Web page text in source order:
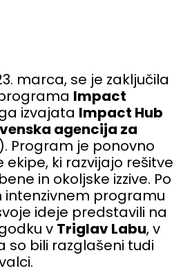
marca, se je zaključila
Impact
izvajata Impact Hub
agencija za
Program je ponovno
ekipe, ki razvijajo rešitve
in okoljske izzive. Po
programu
ideje predstavili na
v Triglav Labu, v
so bili razglašeni tudi